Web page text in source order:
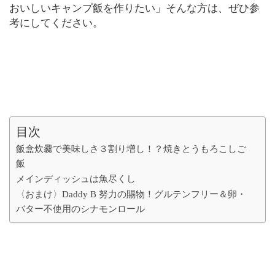
おいしいキャンプ飯を作りたい」そんな方は、ぜひ参
考にしてください。
目次
飯盒炊爨で美味しさ３割り増し！？焼きとうもろこしご
飯
メインディッシュは魚尽くし
〈おまけ〉Daddy B 努力の賜物！グルテンフリー＆卵・
バター不使用のシナモンロール